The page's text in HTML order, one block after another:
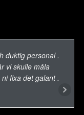
duktig personal .
vi skulle måla
fixa det galant .